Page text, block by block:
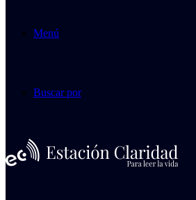
Menú
Buscar por